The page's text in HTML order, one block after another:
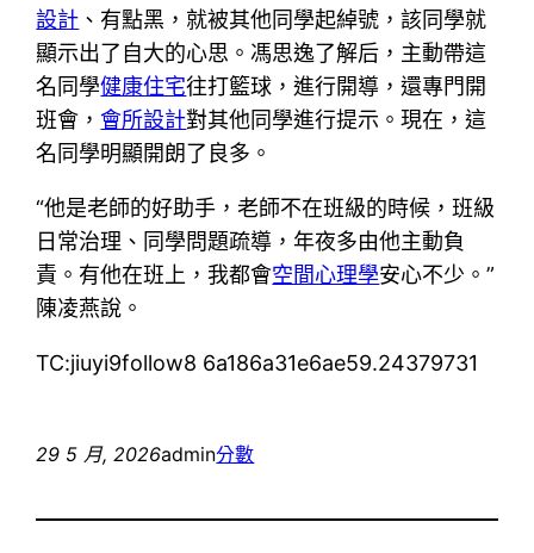
設計 、有點黑，就被其他同學起綽號，該同學就
顯示出了自大的心思。馮思逸了解后，主動帶這
名同學健康住宅往打籃球，進行開導，還專門開
班會，會所設計對其他同學進行提示。現在，這
名同學明顯開朗了良多。
“他是老師的好助手，老師不在班級的時候，班級
日常治理、同學問題疏導，年夜多由他主動負
責。有他在班上，我都會空間心理學安心不少。”
陳凌燕說。
TC:jiuyi9follow8 6a186a31e6ae59.24379731
29 5 月, 2026admin分數